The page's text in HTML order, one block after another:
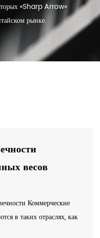
«Sharp Arrow»
рынке.
весов
Коммерческие
в таких отраслях, как